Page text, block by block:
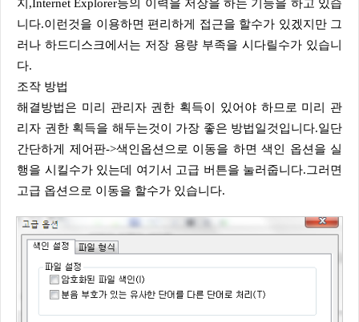
지,Internet Explorer등의 이력을 저장을 하는 기능을 하고 있습
니다.이런것을 이용하면 편리하게 접근을 할수가 있겠지만 그
러나 하드디스크에서는 저장 용량 부족을 시다릴수가 있습니
다.
조작 방법
해결방법은 미리 관리자 권한 획득이 있어야 하므로 미리 관
리자 권한 획득을 해두는것이 가장 좋은 방법일것입니다.일단
간단하게 제어판->색인옵션으로 이동을 하면 색인 옵션을 실
행을 시킬수가 있는데 여기서 고급 버튼을 눌러줍니다.그러면
고급 옵션으로 이동을 할수가 있습니다.